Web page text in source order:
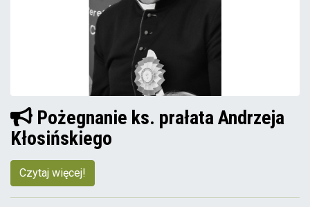
Pożegnanie ks. prałata Andrzeja
Kłosińskiego
Czytaj więcej!